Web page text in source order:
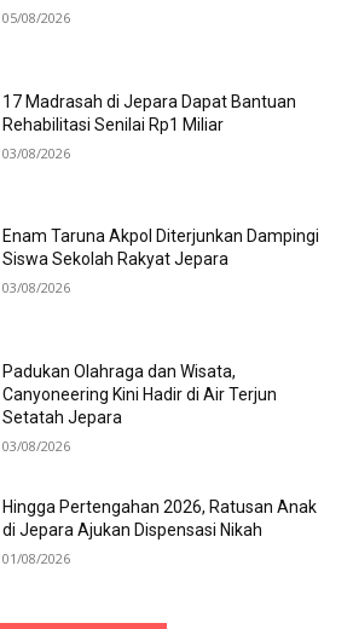
05/08/2026
17 Madrasah di Jepara Dapat Bantuan
Rehabilitasi Senilai Rp1 Miliar
03/08/2026
Enam Taruna Akpol Diterjunkan Dampingi
Siswa Sekolah Rakyat Jepara
03/08/2026
Padukan Olahraga dan Wisata,
Canyoneering Kini Hadir di Air Terjun
Setatah Jepara
03/08/2026
Hingga Pertengahan 2026, Ratusan Anak
di Jepara Ajukan Dispensasi Nikah
01/08/2026